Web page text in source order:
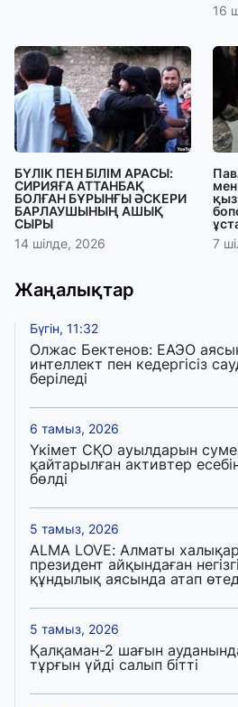
16
БҮЛІК ПЕН БІЛІМ АРАСЫ:
СИРИЯҒА АТТАНБАҚ
БОЛҒАН БҰРЫНҒЫ ӘСКЕРИ
БАРЛАУШЫНЫҢ АШЫҚ
СЫРЫ
14 шілде, 2026
7
Жаңалықтар
Бүгін, 11:32
Олжас Бектенов: ЕАЭО
интеллект пен кедергісіз
беріледі
6 тамыз, 2026
Үкімет СҚО ауылдарын
қайтарылған активтер
бөлді
5 тамыз, 2026
ALMA LOVE: Алматы
президент айқындаған
құндылық аясында атап
5 тамыз, 2026
Қалқаман-2 шағын
тұрғын үйді салып бітті